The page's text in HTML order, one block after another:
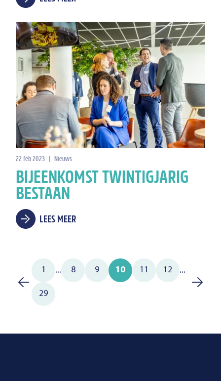
22 feb 2023 | Nieuws
BIJEENKOMST TWINTIGJARIG
BESTAAN
LEES MEER
1 ... 8 9 10 11 12 ...
29